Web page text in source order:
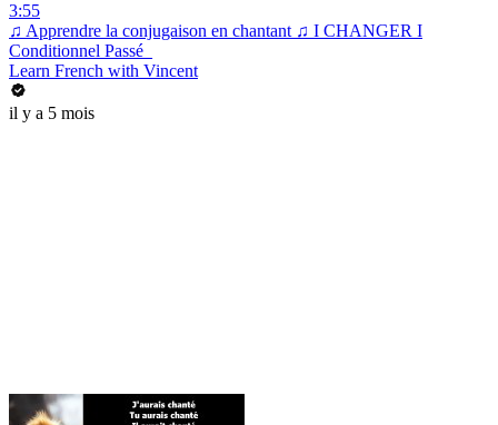
3:55
♫ Apprendre la conjugaison en chantant ♫ I CHANGER I
Conditionnel Passé_
Learn French with Vincent
il y a 5 mois